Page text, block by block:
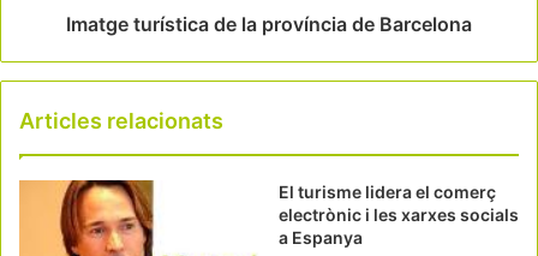
Imatge turística de la província de Barcelona
Articles relacionats
El turisme lidera el comerç
electrònic i les xarxes socials
a Espanya